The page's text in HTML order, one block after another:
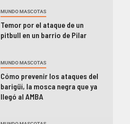
MUNDO MASCOTAS
Temor por el ataque de un
pitbull en un barrio de Pilar
MUNDO MASCOTAS
Cómo prevenir los ataques del
barigüí, la mosca negra que ya
llegó al AMBA